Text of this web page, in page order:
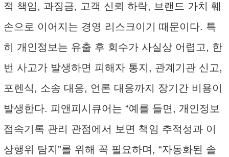
적 책임, 과징금, 고객 신뢰 하락, 브랜드 가치 훼
손으로 이어지는 경영 리스크이기 때문이다. 특
히 개인정보는 유출 후 회수가 사실상 어렵고, 한
번 사고가 발생하면 피해자 통지, 관계기관 신고,
포렌식, 소송 대응, 언론 대응까지 장기간 비용이
발생한다. 피앤피시큐어는 “예를 들면, 개인정보
접속기록 관리 관점에서 보면 책임 추적성과 이
상행위 탐지”를 위해 꼭 필요하며, “자동화된 솔